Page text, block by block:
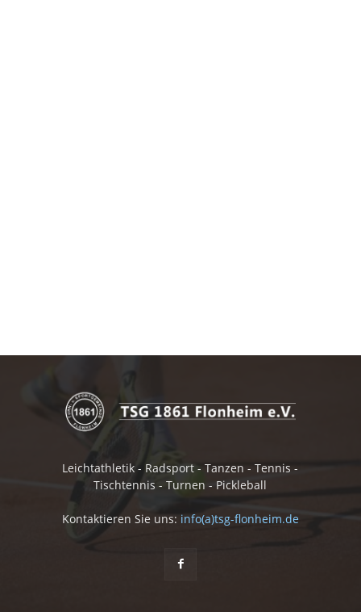
Leichtathletik - Radsport - Tanzen - Tennis -
Tischtennis - Turnen - Pickleball
Kontaktieren Sie uns: info(a)tsg-flonheim.de